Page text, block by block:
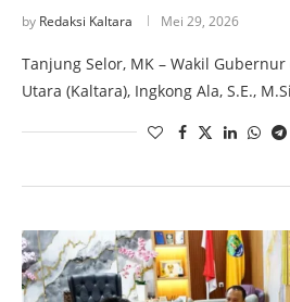
by Redaksi Kaltara Mei 29, 2026
Tanjung Selor, MK – Wakil
Utara (Kaltara), Ingkong Ala, S.E.,